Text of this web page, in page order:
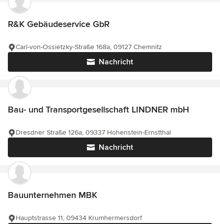
R&K Gebäudeservice GbR
Nachricht
Carl-von-Ossietzky-Straße 168a, 09127 Chemnitz
Bau- und Transportgesellschaft LINDNER mbH
Nachricht
Dresdner Straße 126a, 09337 Hohenstein-Ernstthal
Bauunternehmen MBK
Hauptstrasse 11, 09434 Krumhermersdorf